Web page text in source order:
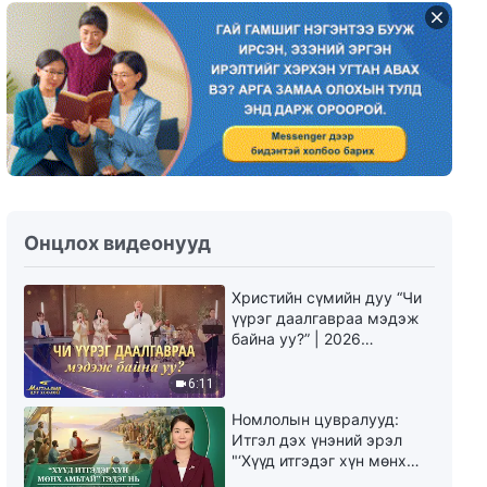
Онцлох видеонууд
6:11
Христийн сүмийн дуу “Чи
үүрэг даалгавраа мэдэж
байна уу?” | 2026
Номлолын цувралууд:
Итгэл дэх үнэний эрэл
"‘Хүүд итгэдэг хүн мөнх